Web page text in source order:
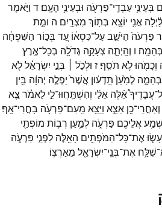
בְּעֵינֵ֥י עַבְדֵֽי־פַרְעֹ֖ה וּבְעֵינֵ֥י הָעָֽם׃ ד וַיֹּ֣אמֶר
אֲנִ֥י יוֹצֵ֖א בְּת֥וֹךְ מִצְרָֽיִם׃ ה וּמֵ֣ת
פַּרְעֹה֙ הַיֹּשֵׁ֣בעַל־כִּסְא֔וֹ עַ֚ד בְּכ֣וֹר הַשִּׁפְחָ֔ה
בְּהֵמָֽה׃ ו וְהָֽיְתָ֛ה צְעָקָ֥ה גְדֹלָ֖ה בְּכָל־אֶ֣רֶץ
וְכָמֹ֖הוּלֹ֥א תֹסִֽף׃ ז וּלְכֹ֣ל ׀ בְּנֵ֣י יִשְׂרָאֵ֗ללֹ֤א
בְּהֵמָ֑ה לְמַ֙עַן֙ תֵּֽדְע֔וּן אֲשֶׁר֙ יַפְלֶ֣ה יְהוָ֔ה בֵּ֥ין
עֲבָדֶיךָ֩אֵ֨לֶּה אֵלַ֜י וְהִשְׁתַּֽחֲוּוּ־לִ֣י לֵאמֹ֗ר צֵ֤א
וְאַחֲרֵי־כֵ֖ן אֵצֵ֑א וַיֵּצֵ֥א מֵֽעִם־פַּרְעֹ֖ה בָּחֳרִי־אָֽף׃
אֲלֵיכֶ֖ם פַּרְעֹ֑ה לְמַ֛עַן רְב֥וֹת מוֹפְתַ֖י
עָשׂ֛וּאֶת־כָּל־הַמֹּפְתִ֥ים הָאֵ֖לֶּה לִפְנֵ֣י פַרְעֹ֑ה
שִׁלַּ֥ח אֶת־בְּנֵֽי־יִשְׂרָאֵ֖ל מֵאַרְצֽוֹ׃